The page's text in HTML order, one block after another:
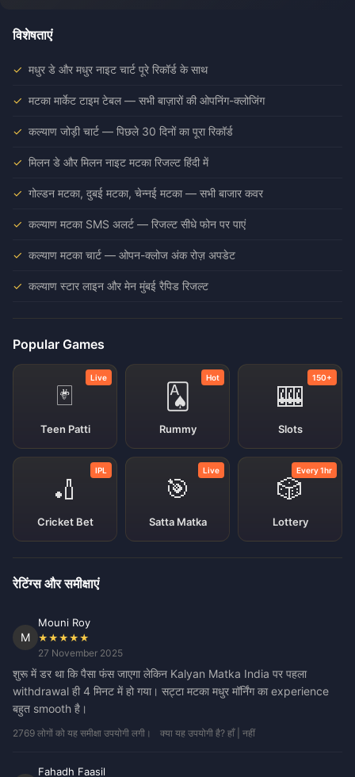
विशेषताएं
मधुर डे और मधुर नाइट चार्ट पूरे रिकॉर्ड के साथ
मटका मार्केट टाइम टेबल — सभी बाज़ारों की ओपनिंग-क्लोजिंग
कल्याण जोड़ी चार्ट — पिछले 30 दिनों का पूरा रिकॉर्ड
मिलन डे और मिलन नाइट मटका रिजल्ट हिंदी में
गोल्डन मटका, दुबई मटका, चेन्नई मटका — सभी बाजार कवर
कल्याण मटका SMS अलर्ट — रिजल्ट सीधे फोन पर पाएं
कल्याण मटका चार्ट — ओपन-क्लोज अंक रोज़ अपडेट
कल्याण स्टार लाइन और मेन मुंबई रैपिड रिजल्ट
Popular Games
🃏
Teen Patti
Live
🂡
Rummy
Hot
🎰
Slots
150+
🏏
Cricket Bet
IPL
🎯
Satta Matka
Live
🎲
Lottery
Every 1hr
रेटिंग्स और समीक्षाएं
M
Mouni Roy
★★★★★
27 November 2025
शुरू में डर था कि पैसा फंस जाएगा लेकिन Kalyan Matka India पर पहला
withdrawal ही 4 मिनट में हो गया। सट्टा मटका मधुर मॉर्निंग का experience
बहुत smooth है।
2769 लोगों को यह समीक्षा उपयोगी लगी। क्या यह उपयोगी है? हाँ | नहीं
Fahadh Faasil